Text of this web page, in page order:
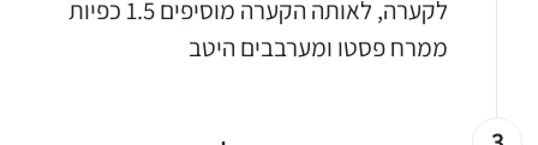
לקערה, לאותה הקערה מוסיפים 1.5 כפיות
ממרח פסטו ומערבבים היטב